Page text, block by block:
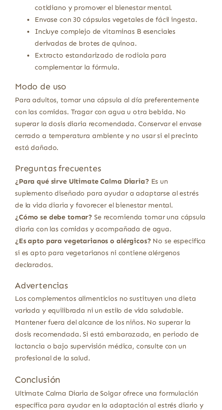
cotidiano y promover el bienestar mental.
Envase con 30 cápsulas vegetales de fácil ingesta.
Incluye complejo de vitaminas B esenciales
derivadas de brotes de quinoa.
Extracto estandarizado de rodiola para
complementar la fórmula.
Modo de uso
Para adultos, tomar una cápsula al día preferentemente
con las comidas. Tragar con agua u otra bebida. No
superar la dosis diaria recomendada. Conservar el envase
cerrado a temperatura ambiente y no usar si el precinto
está dañado.
Preguntas frecuentes
¿Para qué sirve Ultimate Calma Diaria? Es un
suplemento diseñado para ayudar a adaptarse al estrés
de la vida diaria y favorecer el bienestar mental.
¿Cómo se debe tomar? Se recomienda tomar una cápsula
diaria con las comidas y acompañada de agua.
¿Es apto para vegetarianos o alérgicos? No se especifica
si es apto para vegetarianos ni contiene alérgenos
declarados.
Advertencias
Los complementos alimenticios no sustituyen una dieta
variada y equilibrada ni un estilo de vida saludable.
Mantener fuera del alcance de los niños. No superar la
dosis recomendada. Si está embarazada, en periodo de
lactancia o bajo supervisión médica, consulte con un
profesional de la salud.
Conclusión
Ultimate Calma Diaria de Solgar ofrece una formulación
específica para ayudar en la adaptación al estrés diario y